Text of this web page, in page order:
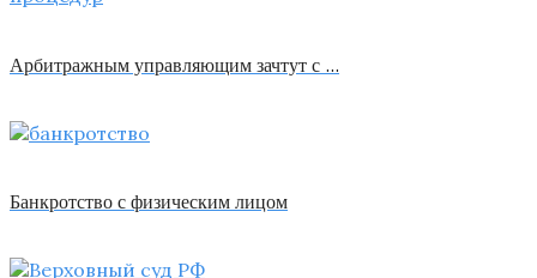
Арбитражным управляющим зачтут с …
Банкротство с физическим лицом